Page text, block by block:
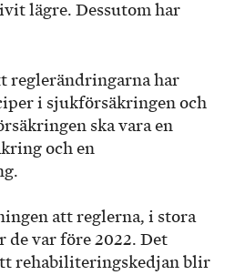
lägre. Dessutom har
reglerändringarna har
i sjukförsäkringen och
ska vara en
och en
att reglerna, i stora
var före 2022. Det
rehabiliteringskedjan blir